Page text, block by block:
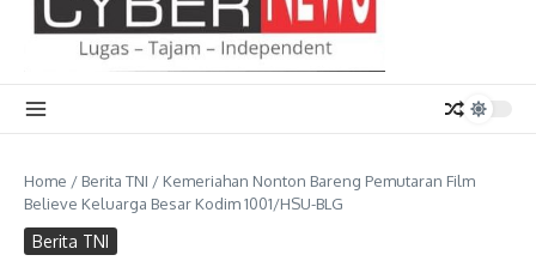
Home / Berita TNI / Kemeriahan Nonton Bareng Pemutaran Film
Believe Keluarga Besar Kodim 1001/HSU-BLG
Berita TNI